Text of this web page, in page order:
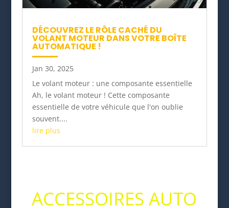
DÉCOUVREZ LE RÔLE CACHÉ DU
VOLANT MOTEUR DANS VOTRE BOÎTE
AUTOMATIQUE !
Jan 30, 2025
Le volant moteur : une composante essentielle
Ah, le volant moteur ! Cette composante
essentielle de votre véhicule que l'on oublie
souvent....
lire plus
ACCESSOIRES AUTO